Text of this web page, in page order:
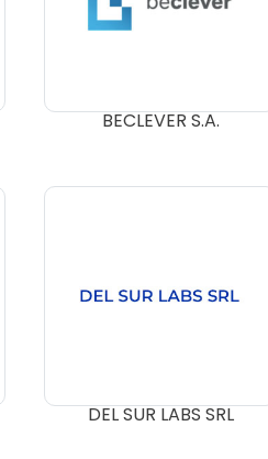
BECLEVER S.A.
DEL SUR LABS SRL